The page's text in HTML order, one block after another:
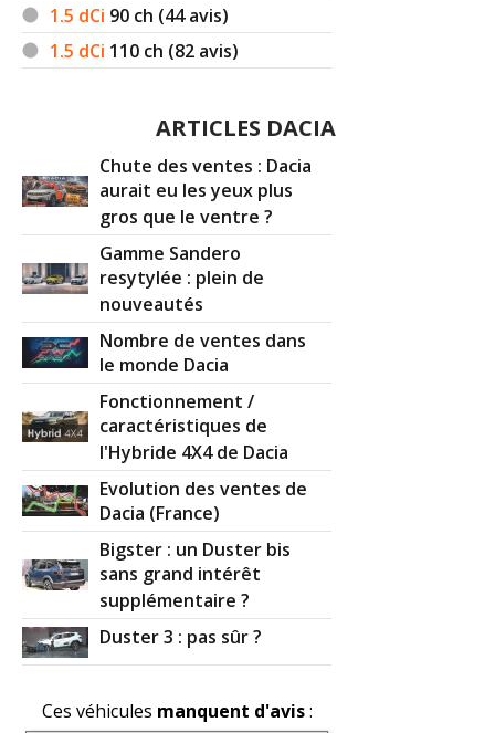
1.5 dCi 90 ch (44 avis)
1.5 dCi 110 ch (82 avis)
ARTICLES DACIA
Chute des ventes : Dacia
aurait eu les yeux plus
gros que le ventre ?
Gamme Sandero
resytylée : plein de
nouveautés
Nombre de ventes dans
le monde Dacia
Fonctionnement /
caractéristiques de
l'Hybride 4X4 de Dacia
Evolution des ventes de
Dacia (France)
Bigster : un Duster bis
sans grand intérêt
supplémentaire ?
Duster 3 : pas sûr ?
Ces véhicules manquent d'avis: